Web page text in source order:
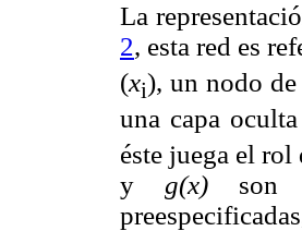
La
2, esta red es
(xi), un nodo
una capa
éste juega el
y g(x)son